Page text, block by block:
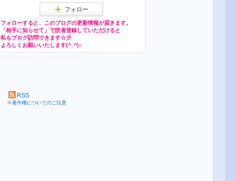
フォロー
フォローすると、このブログの更新情報が届きます。
RSS
※著作権についてのご注意